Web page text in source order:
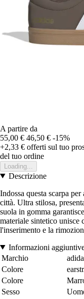
A partire da
55,00 € 46,50 € -15%
+2,33 € offerti sul tuo
del tuo ordine
Loading...
Descrizione
Indossa questa scarpa
città. Ultra stilosa,
suola in gomma
materiale sintetico
l'inserimento e la
Informazioni
Marchio
Colore
Colore
Sesso